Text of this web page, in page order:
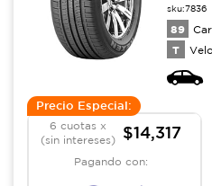
sku:7836
89
T
Precio Especial:
6 cuotas x
(sin intereses)
$14,317
Pagando con: